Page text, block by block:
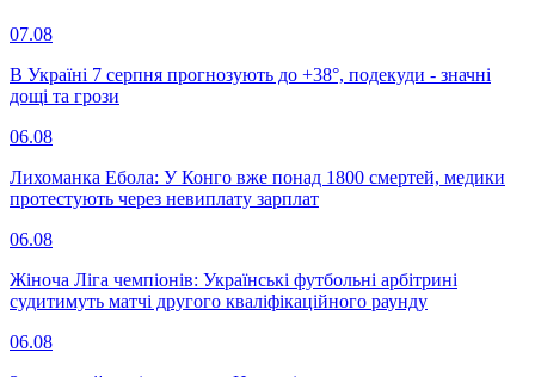
07.08
В Україні 7 серпня прогнозують до +38°, подекуди - значні
дощі та грози
06.08
Лихоманка Ебола: У Конго вже понад 1800 смертей, медики
протестують через невиплату зарплат
06.08
Жіноча Ліга чемпіонів: Українські футбольні арбітрині
судитимуть матчі другого кваліфікаційного раунду
06.08